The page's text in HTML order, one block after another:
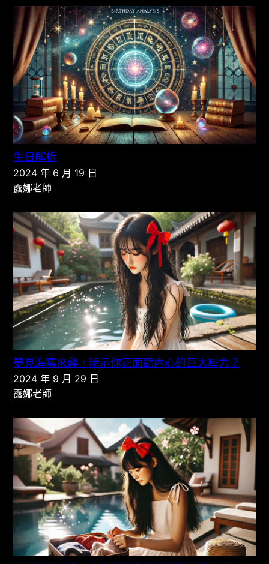
生日解析
2024 年 6 月 19 日
露娜老師
夢見海嘯來襲，暗示你正面臨內心的巨大壓力？
2024 年 9 月 29 日
露娜老師